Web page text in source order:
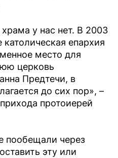
у нас нет. В 2003
епархия
место для
церковь
Предтечи, в
до сих пор», –
протоиерей
пообещали через
эту или